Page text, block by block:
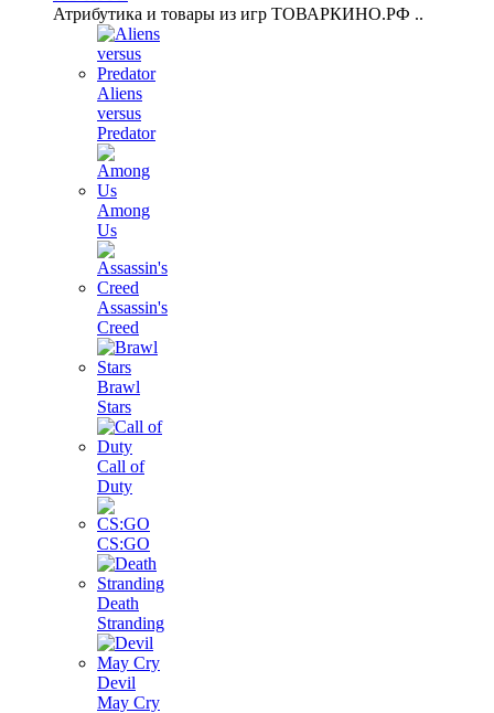
Атрибутика и товары из игр ТОВАРКИНО.РФ ..
Aliens
versus
Predator
Among
Us
Assassin's
Creed
Brawl
Stars
Call of
Duty
CS:GO
Death
Stranding
Devil
May Cry